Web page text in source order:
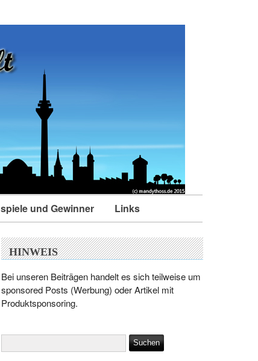
und Gewinner Links
HINWEIS
Bei unseren Beiträgen handelt es sich teilweise um
sponsored Posts (Werbung) oder Artikel mit
Produktsponsoring.